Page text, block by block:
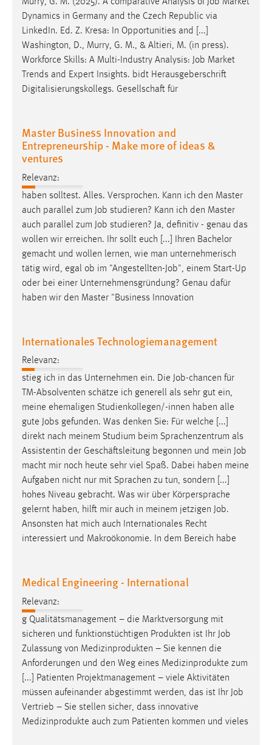
Murry, G. M. (2025). A comparative Analysis of Job Market
Dynamics in Germany and the Czech Republic via
LinkedIn. Ed. Z. Kresa: In Opportunities and [...]
Washington, D., Murry, G. M., & Altieri, M. (in press).
Workforce Skills: A Multi-Industry Analysis: Job Market
Trends and Expert Insights. bidt Herausgeberschrift
Digitalisierungskollegs. Gesellschaft für
Master Business Innovation and
Entrepreneurship - Make more of ideas &
ventures
Relevanz:
haben solltest. Alles. Versprochen. Kann ich den Master
auch parallel zum Job studieren? Kann ich den Master
auch parallel zum Job studieren? Ja, definitiv - genau das
wollen wir erreichen. Ihr sollt euch [...] Ihren Bachelor
gemacht und wollen lernen, wie man unternehmerisch
tätig wird, egal ob im "Angestellten-Job", einem Start-Up
oder bei einer Unternehmensgründung? Genau dafür
haben wir den Master "Business Innovation
Internationales Technologiemanagement
Relevanz:
stieg ich in das Unternehmen ein. Die Job-chancen für
TM-Absolventen schätze ich generell als sehr gut ein,
meine ehemaligen Studienkollegen/-innen haben alle
gute Jobs gefunden. Was denken Sie: Für welche [...]
direkt nach meinem Studium beim Sprachenzentrum als
Assistentin der Geschäftsleitung begonnen und mein Job
macht mir noch heute sehr viel Spaß. Dabei haben meine
Aufgaben nicht nur mit Sprachen zu tun, sondern [...]
hohes Niveau gebracht. Was wir über Körpersprache
gelernt haben, hilft mir auch in meinem jetzigen Job.
Ansonsten hat mich auch Internationales Recht
interessiert und Makroökonomie. In dem Bereich habe
Medical Engineering - International
Relevanz:
g Qualitätsmanagement – die Marktversorgung mit
sicheren und funktionstüchtigen Produkten ist Ihr Job
Zulassung von Medizinprodukten – Sie kennen die
Anforderungen und den Weg eines Medizinprodukte zum
[...] Patienten Projektmanagement – viele Aktivitäten
müssen aufeinander abgestimmt werden, das ist Ihr Job
Vertrieb – Sie stellen sicher, dass innovative
Medizinprodukte auch zum Patienten kommen und vieles